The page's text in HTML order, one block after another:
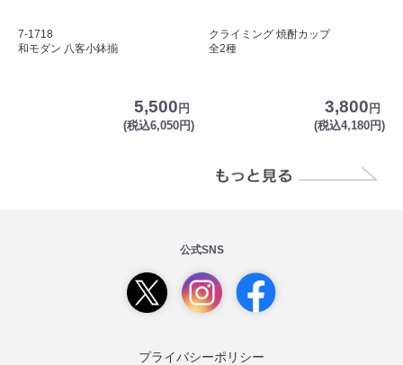
7-1718
和モダン 八客小鉢揃
5,500 円
(税込6,050円)
クライミング 焼酎カップ
全2種
3,800 円
(税込4,180円)
公式SNS
プライバシーポリシー